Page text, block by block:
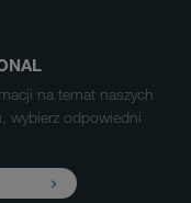
na temat naszych
wybierz odpowiedni